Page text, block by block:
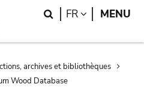
Search
FR LANGUAGE
MENU
archives et bibliothèques
Wood Database